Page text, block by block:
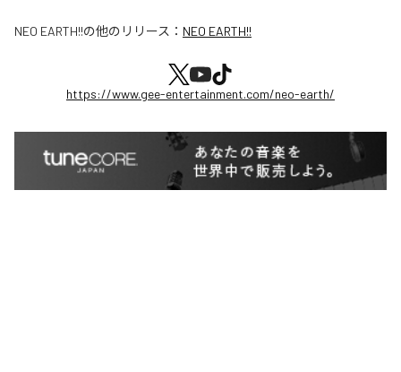
NEO EARTH!!の他のリリース： NEO EARTH!!
https://www.gee-entertainment.com/neo-earth/